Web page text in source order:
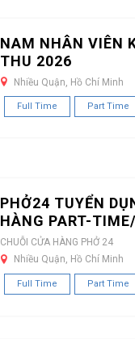
NAM NHÂN VIÊN
THU 2026
Nhiều Quận, Hồ Chí Minh
Full Time Part Time
PHỞ24 TUYỂN
HÀNG PART-
CHUỖI CỬA HÀNG PHỞ 24
Nhiều Quận, Hồ Chí Minh
Full Time Part Time